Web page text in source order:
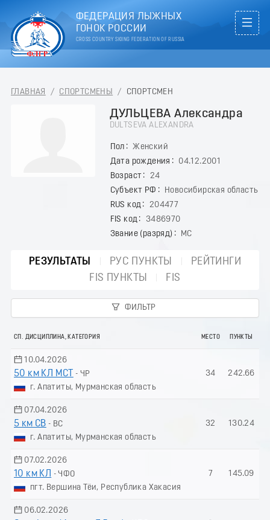
ФЕДЕРАЦИЯ ЛЫЖНЫХ
ГОНОК РОССИИ
CROSS COUNTRY SKIING FEDERATION OF RUSSIA
ГЛАВНАЯ / СПОРТСМЕНЫ / СПОРТСМЕН
ДУЛЬЦЕВА Александра
DULTSEVA ALEXANDRA
Пол
Женский
Дата рождения
04.12.2001
Возраст
24
Субъект РФ
Новосибирская область
RUS код
204477
FIS код
3486970
Звание (разряд)
МС
РЕЗУЛЬТАТЫ РУС ПУНКТЫ
РЕЙТИНГИ
FIS ПУНКТЫ
FIS
ФИЛЬТР
СП. ДИСЦИПЛИНА, КАТЕГОРИЯ МЕСТО ПУНКТЫ
10.04.2026
50 км КЛ МСТ
- ЧР
г. Апатиты, Мурманская область
34 242.66
07.04.2026
5 км СВ - ВС
г. Апатиты, Мурманская область
32 130.24
07.02.2026
10 км КЛ
- ЧФО
пгт. Вершина Тёи, Республика Хакасия
7 145.09
06.02.2026